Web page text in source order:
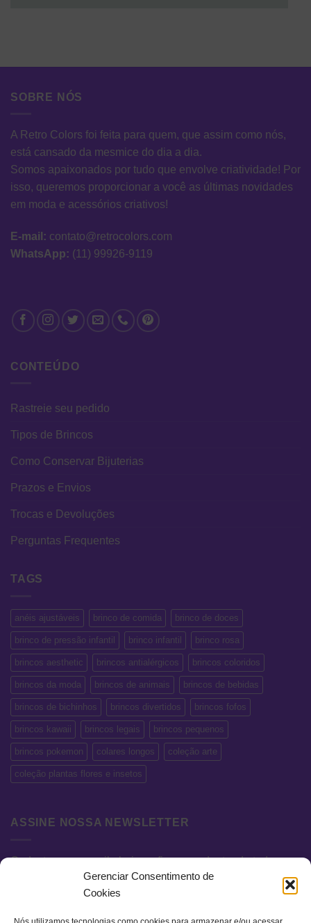
Gerenciar Consentimento de
Cookies
SOBRE NÓS
A Retro Colors foi feita para quem, que assim como nós,
está cansado da mesmice do dia a dia.
Somos apaixonados por tudo que envolve criatividade! Por
isso, queremos proporcionar a você as últimas novidades
em moda e acessórios criativos!
E-mail: contato@retrocolors.com
WhatsApp: (11) 99926-9119
CONTEÚDO
Rastreie seu pedido
Tipos de Brincos
Como Conservar Bijuterias
Prazos e Envios
Trocas e Devoluções
Perguntas Frequentes
TAGS
anéis ajustáveis brinco de comida brinco de doces
brinco de pressão infantil brinco infantil brinco rosa
brincos aesthetic brincos antialérgicos brincos coloridos
brincos da moda brincos de animais brincos de bebidas
brincos de bichinhos brincos divertidos brincos fofos
brincos kawaii brincos legais brincos pequenos
brincos pokemon colares longos coleção arte
coleção plantas flores e insetos
ASSINE NOSSA NEWSLETTER
Cadastre seu e-mail abaixo e fique por dentro de todas as
novidades e promoções exclusivas.